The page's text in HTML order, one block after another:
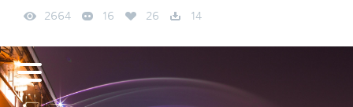
2664 16 26 14